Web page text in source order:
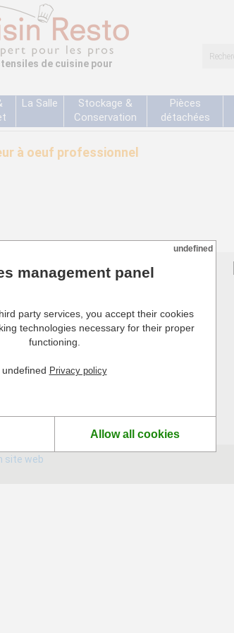
de cuisine pour
La Salle
Stockage &
Conservation
Pièces
détachées
à oeuf professionnel
nous
sur 7 de 9 h 00 à 19 h 00
Par email
site web
undefined
management panel
party services, you accept their cookies
technologies necessary for their proper
functioning.
undefined Privacy policy
Allow all cookies